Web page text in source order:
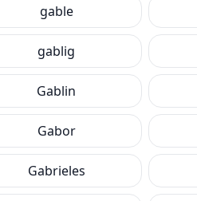
gable
gablig
Gablin
Gabor
Gabrieles